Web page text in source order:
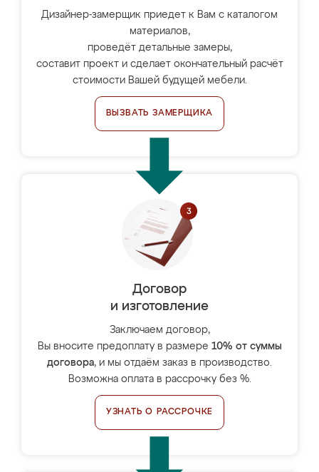
Дизайнер-замерщик приедет к Вам с каталогом
материалов,
проведёт детальные замеры,
составит проект и сделает окончательный расчёт
стоимости Вашей будущей мебели.
ВЫЗВАТЬ ЗАМЕРЩИКА
Договор
и изготовление
Заключаем договор,
Вы вносите предоплату в размере 10% от суммы
договора, и мы отдаём заказ в производство.
Возможна оплата в рассрочку без %.
УЗНАТЬ О РАССРОЧКЕ